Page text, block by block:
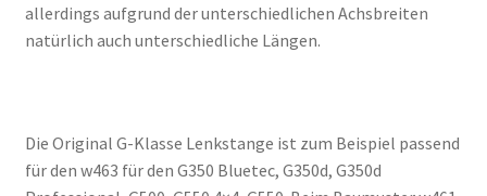
allerdings aufgrund der unterschiedlichen Achsbreiten
natürlich auch unterschiedliche Längen.
Die Original G-Klasse Lenkstange ist zum Beispiel passend
für den w463 für den G350 Bluetec, G350d, G350d